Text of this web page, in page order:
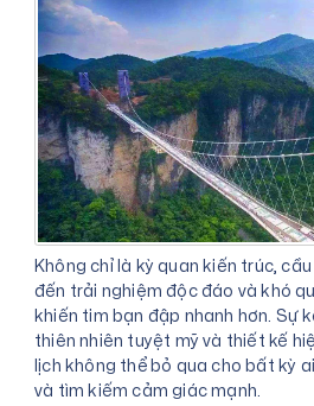
Không chỉ là kỳ quan kiến trúc,
đến trải nghiệm độc đáo và khó
khiến tim bạn đập nhanh hơn. Sự
thiên nhiên tuyệt mỹ và thiết kế
lịch không thể bỏ qua cho bất kỳ
và tìm kiếm cảm giác mạnh.